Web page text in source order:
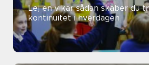
Lej en vikar sådan skaber du tryghed og
kontinuitet i hverdagen